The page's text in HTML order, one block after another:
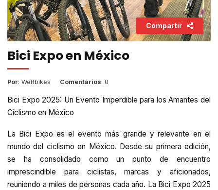
Compartir
Bici Expo en México
Por: WeRbikes Comentarios: 0
Bici Expo 2025: Un Evento Imperdible para los Amantes del
Ciclismo en México
La Bici Expo es el evento más grande y relevante en el
mundo del ciclismo en México. Desde su primera edición,
se ha consolidado como un punto de encuentro
imprescindible para ciclistas, marcas y aficionados,
reuniendo a miles de personas cada año. La Bici Expo 2025